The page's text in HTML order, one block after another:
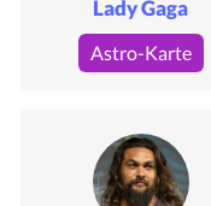
Lady Gaga
Astro-Karte